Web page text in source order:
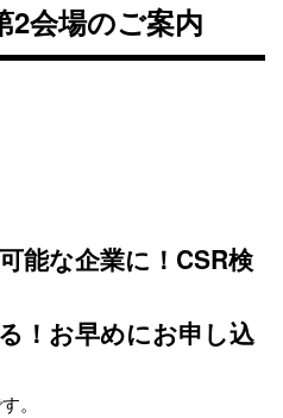
2会場のご案内
能な企業に！CSR検
！お早めにお申し込
。